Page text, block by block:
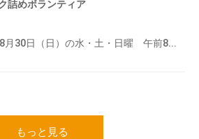
詰めボランティア
月30日（日）の水・土・日曜 午前8...
もっと見る